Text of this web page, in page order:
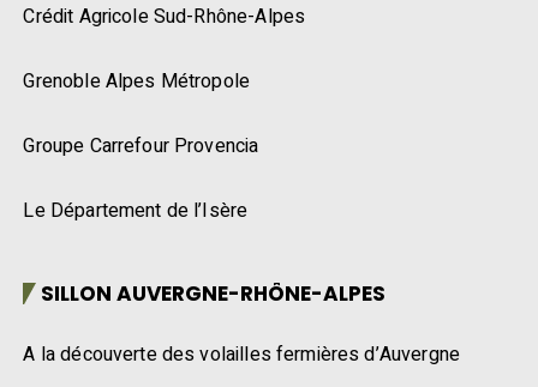
Crédit Agricole Sud-Rhône-Alpes
Grenoble Alpes Métropole
Groupe Carrefour Provencia
Le Département de l’Isère
SILLON AUVERGNE-RHÔNE-ALPES
A la découverte des volailles fermières d’Auvergne